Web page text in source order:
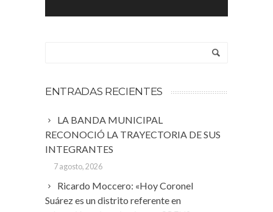
ENTRADAS RECIENTES
LA BANDA MUNICIPAL
RECONOCIÓ LA TRAYECTORIA DE SUS
INTEGRANTES
7 agosto, 2026
Ricardo Moccero: «Hoy Coronel
Suárez es un distrito referente en